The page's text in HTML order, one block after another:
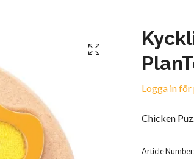
Logga in för
Chicken
Article